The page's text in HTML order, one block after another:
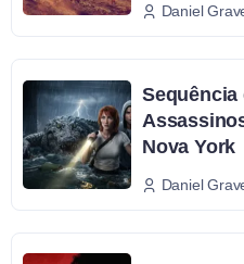
Daniel
Sequência
Nova York
Daniel